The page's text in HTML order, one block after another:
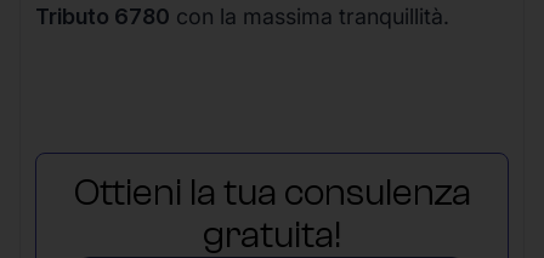
Tributo 6780 con la massima tranquillità.
Ottieni la tua consulenza
gratuita!